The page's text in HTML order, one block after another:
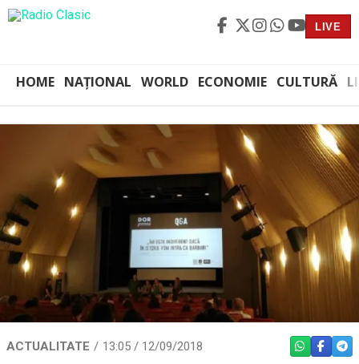
LIVE
HOME NAȚIONAL WORLD ECONOMIE CULTURĂ
ACTUALITATE 13:05 / 12/09/2018 WHATSAPP